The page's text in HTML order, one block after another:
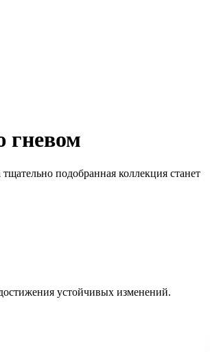
гневом
подобранная коллекция станет
устойчивых изменений.